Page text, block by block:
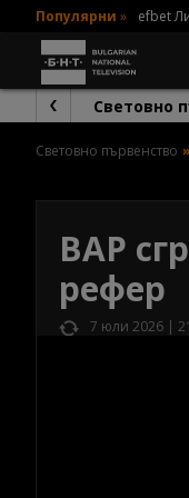
Популярни » efbet
Световно
Световно първенство
ВАР
рефер
7 юли 2026 |